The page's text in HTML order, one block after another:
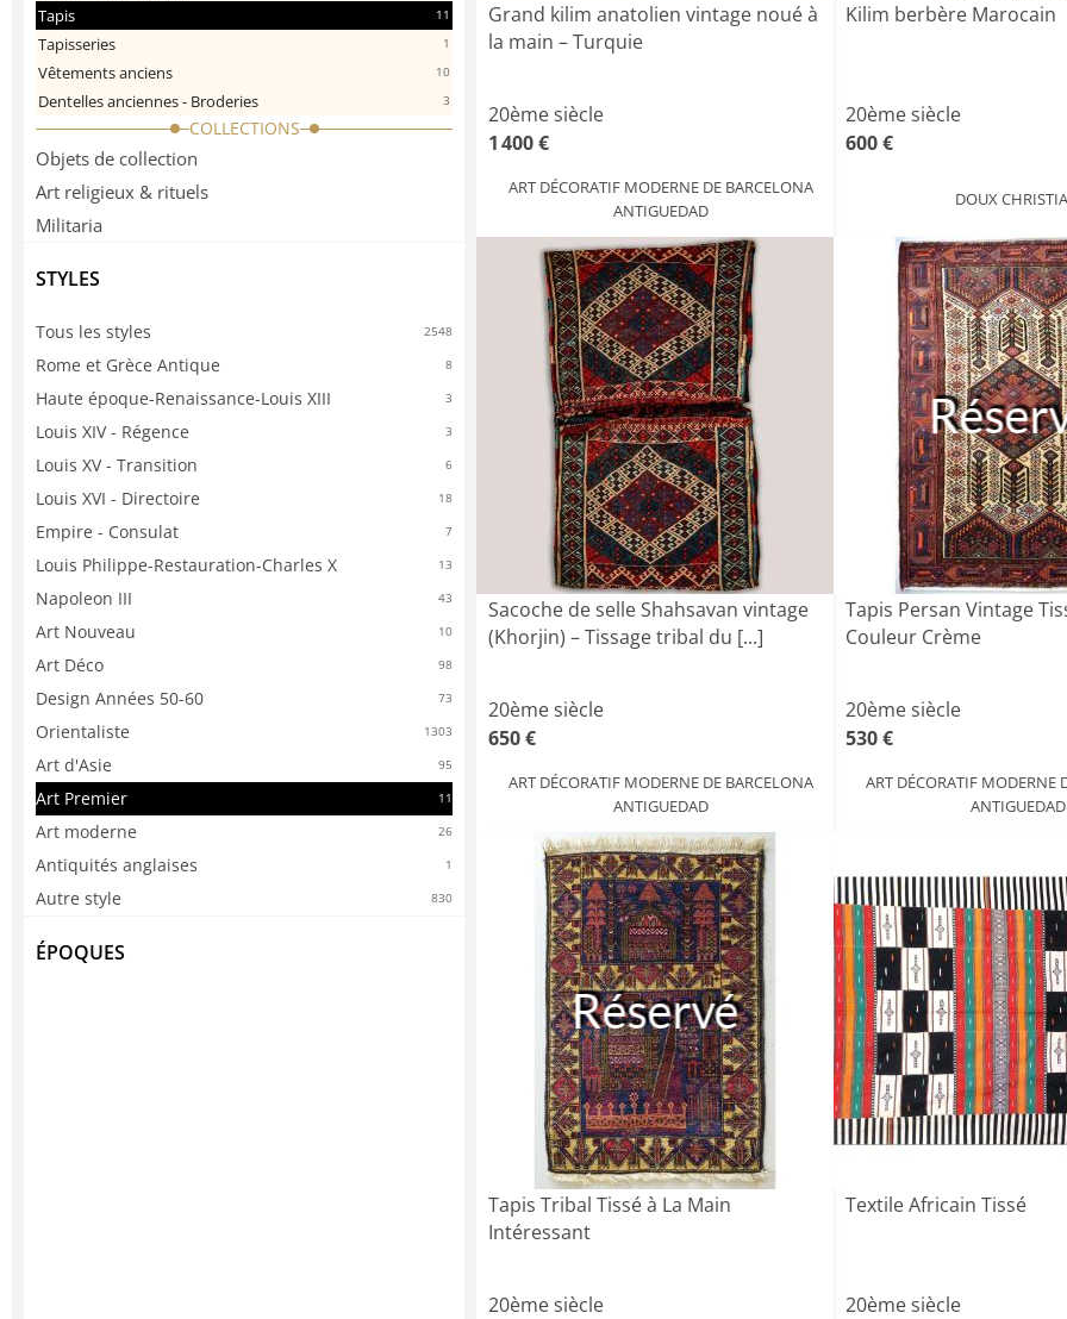
Tapis 11
Tapisseries 1
Vêtements anciens 10
Dentelles anciennes - Broderies 3
COLLECTIONS
Objets de collection
Art religieux & rituels
Militaria
STYLES
Tous les styles 2548
Rome et Grèce Antique 8
Haute époque-Renaissance-Louis XIII 3
Louis XIV - Régence 3
Louis XV - Transition 6
Louis XVI - Directoire 18
Empire - Consulat 7
Louis Philippe-Restauration-Charles X 13
Napoleon III 43
Art Nouveau 10
Art Déco 98
Design Années 50-60 73
Orientaliste 1303
Art d'Asie 95
Art Premier 11
Art moderne 26
Antiquités anglaises 1
Autre style 830
ÉPOQUES
Grand kilim anatolien vintage noué à
la main – Turquie
20ème siècle
1 400 €
ART DÉCORATIF MODERNE DE BARCELONA
ANTIGUEDAD
Kilim berbère Marocain
20ème siècle
600 €
DOUX
Sacoche de selle Shahsavan vintage
(Khorjin) – Tissage tribal du [...]
20ème siècle
650 €
ART DÉCORATIF MODERNE DE BARCELONA
ANTIGUEDAD
Tapis Persan Vintage
Couleur Crème
20ème siècle
530 €
ART DÉCORATIF MODERNE
ANTIGUEDAD
Réservé
Tapis Tribal Tissé à La Main
Intéressant
20ème siècle
Textile Africain Tissé
20ème siècle